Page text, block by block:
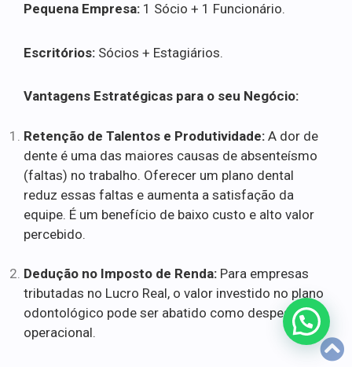
Pequena Empresa: 1 Sócio + 1 Funcionário.
Escritórios: Sócios + Estagiários.
Vantagens Estratégicas para o seu Negócio:
Retenção de Talentos e Produtividade: A dor de
dente é uma das maiores causas de absenteísmo
(faltas) no trabalho. Oferecer um plano dental
reduz essas faltas e aumenta a satisfação da
equipe. É um benefício de baixo custo e alto valor
percebido.
Dedução no Imposto de Renda: Para empresas
tributadas no Lucro Real, o valor investido no plano
odontológico pode ser abatido como despesa
operacional.